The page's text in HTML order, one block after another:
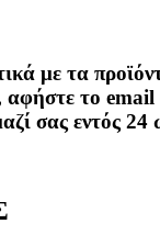
με τα
αφήστε το email
σας εντός